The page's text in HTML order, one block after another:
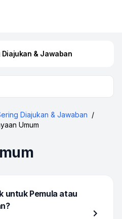
& Jawaban
Diajukan & Jawaban /
Umum
untuk Pemula atau